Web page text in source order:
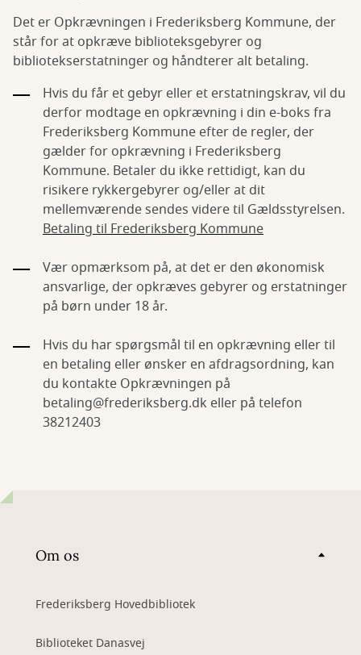
Det er Opkrævningen i Frederiksberg Kommune, der
står for at opkræve biblioteksgebyrer og
bibliotekserstatninger og håndterer alt betaling.
Hvis du får et gebyr eller et erstatningskrav, vil du
derfor modtage en opkrævning i din e-boks fra
Frederiksberg Kommune efter de regler, der
gælder for opkrævning i Frederiksberg
Kommune. Betaler du ikke rettidigt, kan du
risikere rykkergebyrer og/eller at dit
mellemværende sendes videre til Gældsstyrelsen.
Betaling til Frederiksberg Kommune
Vær opmærksom på, at det er den økonomisk
ansvarlige, der opkræves gebyrer og erstatninger
på børn under 18 år.
Hvis du har spørgsmål til en opkrævning eller til
en betaling eller ønsker en afdragsordning, kan
du kontakte Opkrævningen på
betaling@frederiksberg.dk eller på telefon
38212403
Om os
Frederiksberg Hovedbibliotek
Biblioteket Danasvej